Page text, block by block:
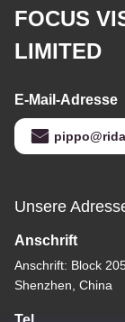
FOCUS
LIMITED
E-Mail-Adresse
Unsere
Anschrift
Anschrift: Block
Shenzhen, China